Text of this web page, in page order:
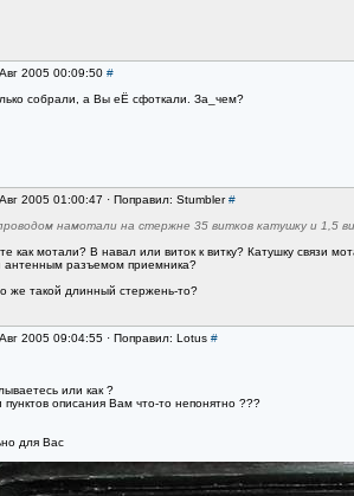
2005 00:09:50 #
собрали, а Вы еЁ сфоткали. За_чем?
2005 01:00:47 · Поправил: Stumbler#
намотали на стержне 35 витков катушку и 1,5
как мотали? В навал или виток к витку? Катушку связи
антенным разъемом приемника?
же такой длинный стержень-то?
2005 09:04:55 · Поправил: Lotus #
или как ?
пунктов описания Вам что-то непонятно ???
для Вас